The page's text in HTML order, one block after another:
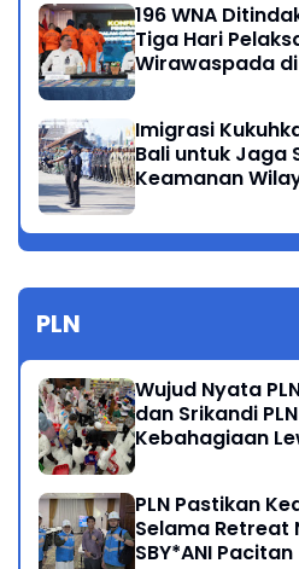
196 WNA
Tiga Hari
Wirawaspada
Imigrasi
Bali untuk Jaga
Keamanan
PLN
Wujud Nyata
dan Srikandi
Kebahagiaan
PLN Pastikan
Selama Retreat
SBY*ANI Pacitan